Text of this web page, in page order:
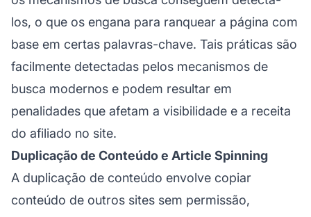
los, o que os engana para ranquear a página com
base em certas palavras-chave. Tais práticas são
facilmente detectadas pelos mecanismos de
busca modernos e podem resultar em
penalidades que afetam a visibilidade e a receita
do afiliado no site.
Duplicação de Conteúdo e Article Spinning
A duplicação de conteúdo envolve copiar
conteúdo de outros sites sem permissão,